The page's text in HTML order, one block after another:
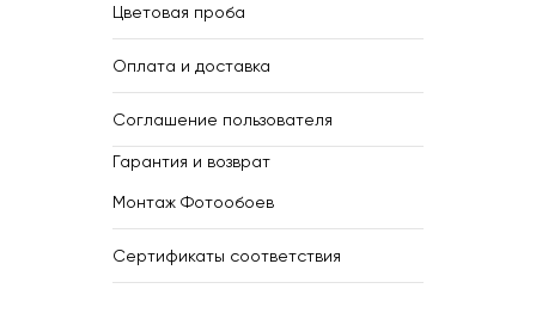
Цветовая проба
Оплата и доставка
Соглашение пользователя
Гарантия и возврат
Монтаж Фотообоев
Сертификаты соответствия